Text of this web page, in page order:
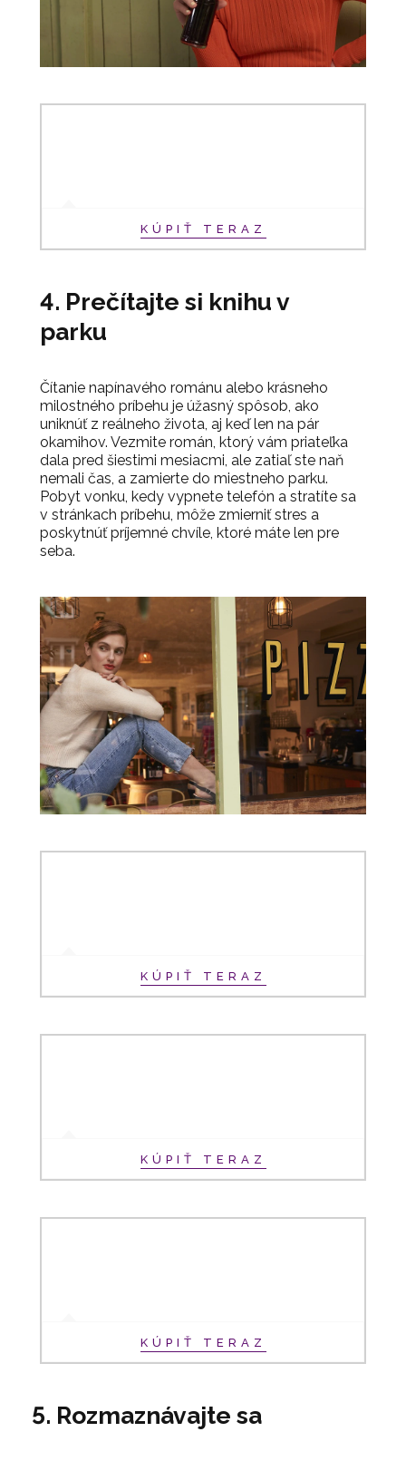
KÚPIŤ TERAZ
4. Prečítajte si knihu v
parku
Čítanie napínavého románu alebo krásneho
milostného príbehu je úžasný spôsob, ako
uniknúť z reálneho života, aj keď len na pár
okamihov. Vezmite román, ktorý vám priateľka
dala pred šiestimi mesiacmi, ale zatiaľ ste naň
nemali čas, a zamierte do miestneho parku.
Pobyt vonku, kedy vypnete telefón a stratíte sa
v stránkach príbehu, môže zmierniť stres a
poskytnúť príjemné chvíle, ktoré máte len pre
seba.
KÚPIŤ TERAZ
KÚPIŤ TERAZ
KÚPIŤ TERAZ
5. Rozmaznávajte sa